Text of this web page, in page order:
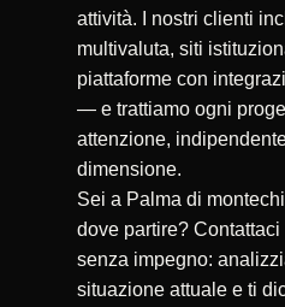
attività. I nostri clienti
multivaluta, siti
piattaforme con
— e trattiamo ogni
attenzione,
dimensione.
Sei a Palma di
dove partire?
senza impegno:
situazione attuale e ti